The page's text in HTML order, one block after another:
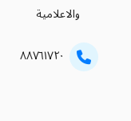
والاعلامية
۸۸۷٦۱۷۲۰